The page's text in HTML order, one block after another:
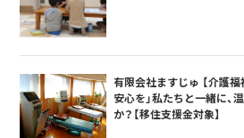
有限会社ますじゅ 【介護福
安心を」私たちと一緒に、
か？【移住支援金対象】